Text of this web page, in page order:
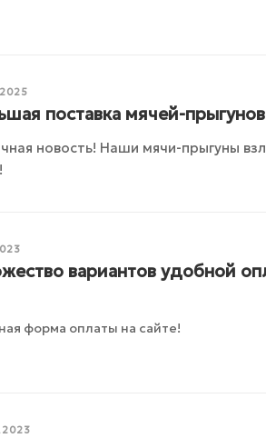
поставка мячей-
новость! Наши мячи-прыгуны
вариантов удобной
форма оплаты на сайте!